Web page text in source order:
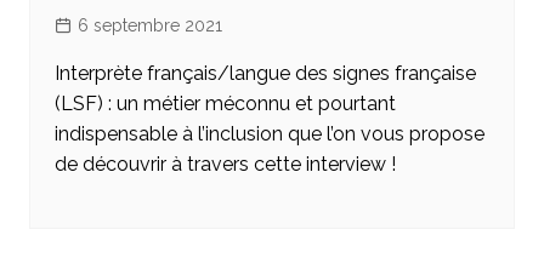
6 septembre 2021
Interprète français/langue des signes française
(LSF) : un métier méconnu et pourtant
indispensable à l’inclusion que l’on vous propose
de découvrir à travers cette interview !